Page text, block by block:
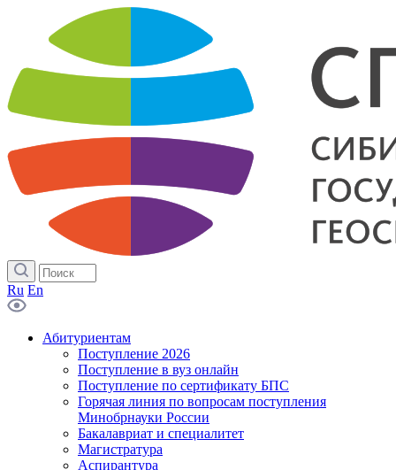
Ru En
Абитуриентам
Поступление 2026
Поступление в вуз онлайн
Поступление по сертификату БПС
Горячая линия по вопросам поступления
Минобрнауки России
Бакалавриат и специалитет
Магистратура
Аспирантура